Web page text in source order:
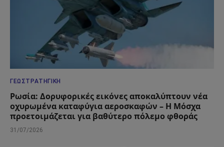
ΓΕΩΣΤΡΑΤΗΓΙΚΉ
Ρωσία: Δορυφορικές εικόνες αποκαλύπτουν νέα
οχυρωμένα καταφύγια αεροσκαφών – Η Μόσχα
προετοιμάζεται για βαθύτερο πόλεμο φθοράς
31/07/2026